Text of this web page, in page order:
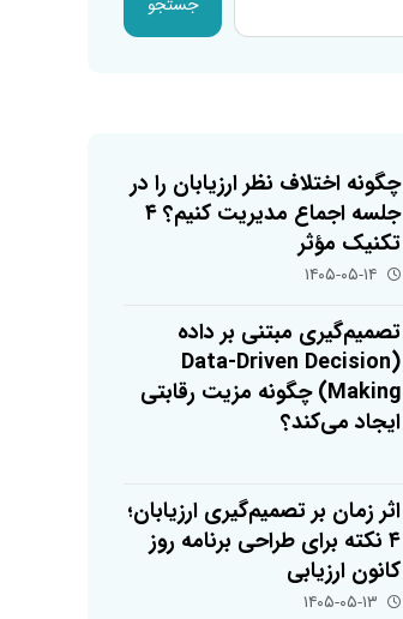
چگونه اختلاف نظر ارزیابان را در
جلسه اجماع مدیریت کنیم؟ ۴
تکنیک مؤثر
۱۴۰۵-۰۵-۱۴
تصمیم‌گیری مبتنی بر داده
(Data-Driven Decision
Making) چگونه مزیت رقابتی
ایجاد می‌کند؟
اثر زمان بر تصمیم‌گیری ارزیابان؛
۴ نکته برای طراحی برنامه روز
کانون ارزیابی
۱۴۰۵-۰۵-۱۳